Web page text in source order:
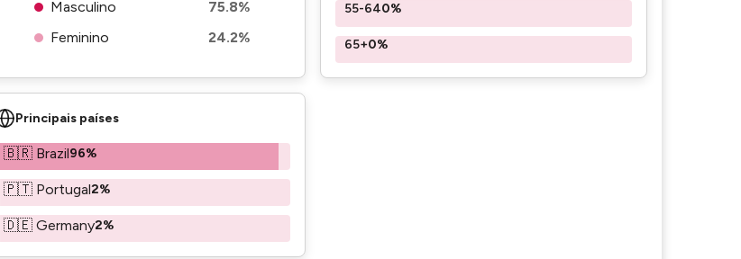
Masculino
75.8%
Feminino
24.2%
55-640%
65+0%
Principais países
🇧🇷 Brazil96%
🇵🇹 Portugal2%
🇩🇪 Germany2%